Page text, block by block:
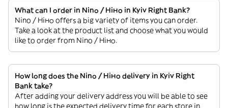
What can I order in Nino / Ніно in Kyiv Right Bank?
Nino / Ніно offers a big variety of items you can order.
Take a look at the product list and choose what you would
like to order from Nino / Ніно.
How long does the Nino / Ніно delivery in Kyiv Right
Bank take?
After adding your delivery address you will be able to see
how long is the expected delivery time for each store in